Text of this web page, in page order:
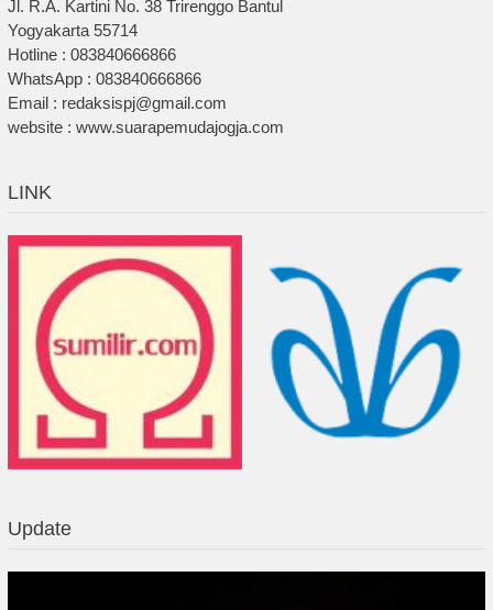
Jl. R.A. Kartini No. 38 Trirenggo Bantul
Yogyakarta 55714
Hotline : 083840666866
WhatsApp : 083840666866
Email : redaksispj@gmail.com
website : www.suarapemudajogja.com
LINK
Update